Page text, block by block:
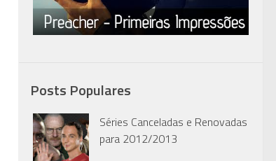
Posts Populares
Séries Canceladas e Renovadas
para 2012/2013